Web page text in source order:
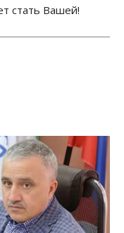
стать Вашей!